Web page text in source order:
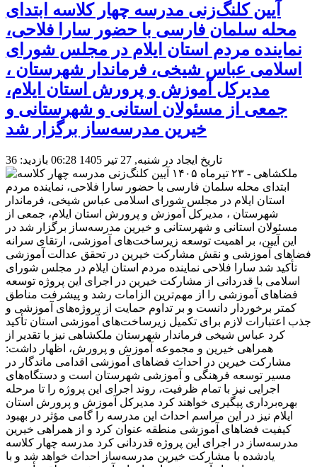
آیین کلنگ‌زنی مدرسه چهار کلاسه ابتدای
محله سلمان فارسی با حضور سارا فلاحی،
نماینده مردم استان ایلام در مجلس شورای
اسلامی عباس شیخی، فرماندار شهرستان ،
مدیرکل آموزش و پرورش استان ایلام،
جمعی از مسئولان استانی و شهرستانی و
خیرین مدرسه‌ساز برگزار شد
تاریخ ایجاد در شنبه, 27 تیر 1405 06:28 بازدید: 36